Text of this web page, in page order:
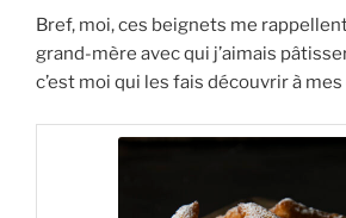
Bref, moi, ces beignets me
grand-mère avec qui j’aimais
c’est moi qui les fais découvrir à